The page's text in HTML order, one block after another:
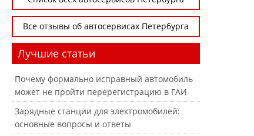
Все отзывы об автосервисах Петербурга
Лучшие статьи
Почему формально исправный автомобиль
может не пройти перерегистрацию в ГАИ
Зарядные станции для электромобилей:
основные вопросы и ответы